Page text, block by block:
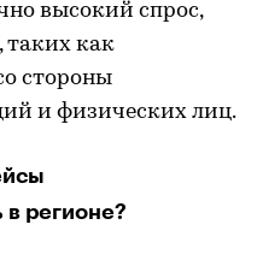
высокий спрос,
таких как
стороны
и физических лиц.
регионе?